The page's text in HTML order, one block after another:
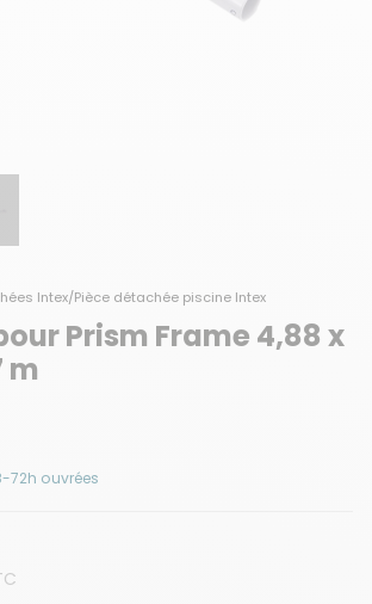
Intex/Pièce détachée piscine Intex
Prism Frame 4,88 x
m
72h ouvrées